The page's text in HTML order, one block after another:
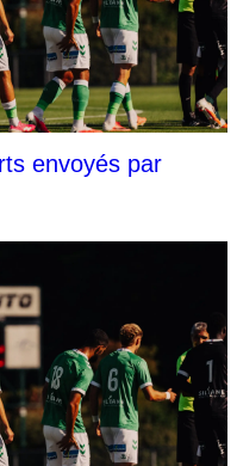
envoyés par